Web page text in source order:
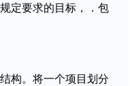
定要求的目标，．包
构。将一个项目划分